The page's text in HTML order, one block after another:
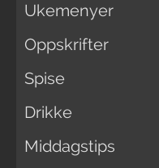
Ukemenyer
Oppskrifter
Spise
Drikke
Middagstips